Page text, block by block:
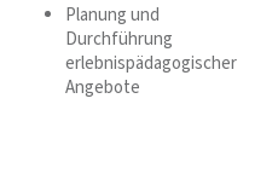
Planung und
Durchführung
erlebnispädagogischer
Angebote